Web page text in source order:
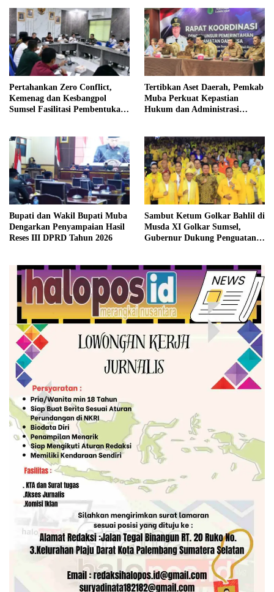
Pertahankan Zero Conflict,
Kemenag dan Kesbangpol
Sumsel Fasilitasi Pembentukan
Tertibkan Aset Daerah, Pemkab
Muba Perkuat Kepastian
Hukum dan Administrasi
Bupati dan Wakil Bupati Muba
Dengarkan Penyampaian Hasil
Reses III DPRD Tahun 2026
Sambut Ketum Golkar Bahlil di
Musda XI Golkar Sumsel,
Gubernur Dukung Penguatan